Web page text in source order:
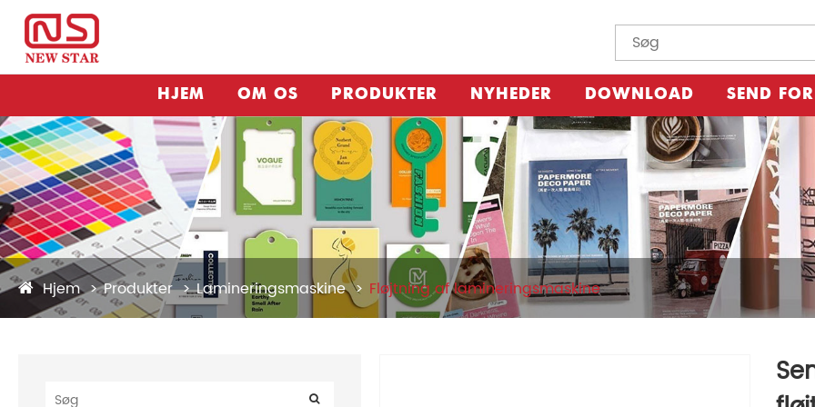
HJEM OM OS PRODUKTER NYHEDER DOWNLOAD SEND
Hjem Produkter Lamineringsmaskine Fløjtning af lamineringsmaskine